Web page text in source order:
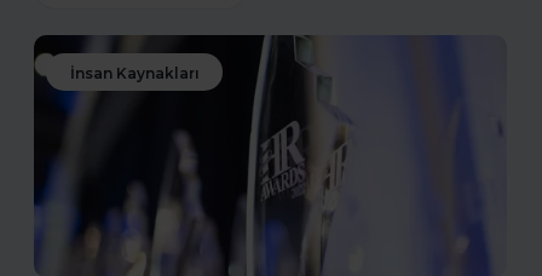
İnsan Kaynakları